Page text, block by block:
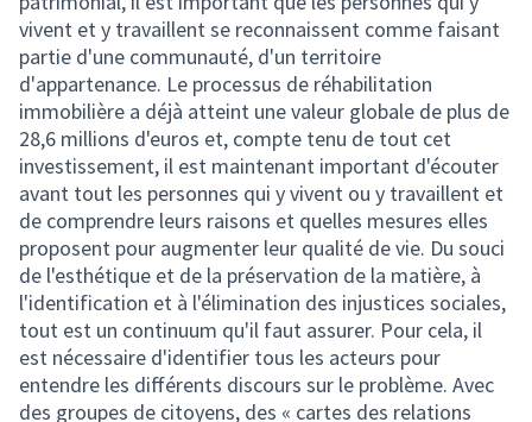
vivent et y travaillent se reconnaissent comme faisant
partie d'une communauté, d'un territoire
d'appartenance. Le processus de réhabilitation
immobilière a déjà atteint une valeur globale de plus de
28,6 millions d'euros et, compte tenu de tout cet
investissement, il est maintenant important d'écouter
avant tout les personnes qui y vivent ou y travaillent et
de comprendre leurs raisons et quelles mesures elles
proposent pour augmenter leur qualité de vie. Du souci
de l'esthétique et de la préservation de la matière, à
l'identification et à l'élimination des injustices sociales,
tout est un continuum qu'il faut assurer. Pour cela, il
est nécessaire d'identifier tous les acteurs pour
entendre les différents discours sur le problème. Avec
des groupes de citoyens, des « cartes des relations